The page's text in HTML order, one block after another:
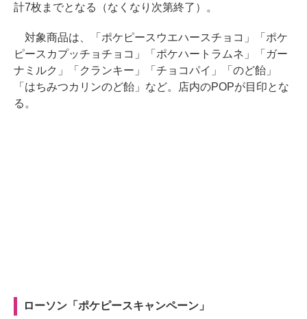
計7枚までとなる（なくなり次第終了）。
対象商品は、「ポケピースウエハースチョコ」「ポケ
ピースカプッチョチョコ」「ポケハートラムネ」「ガー
ナミルク」「クランキー」「チョコパイ」「のど飴」
「はちみつカリンのど飴」など。店内のPOPが目印とな
る。
ローソン「ポケピースキャンペーン」